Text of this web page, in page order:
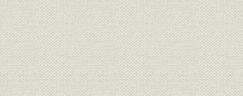
懸垂ガイシの閃絡試験、懸垂ガ
イシの引張試験装置
[大正10年
当社製品と外国製品の比較試験
(10インチ懸垂ガイシ)
[大正10年